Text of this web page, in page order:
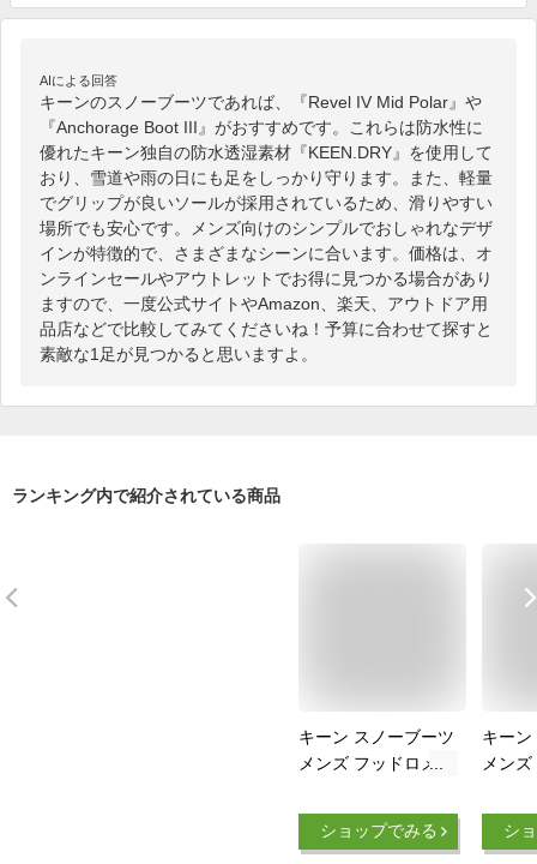
AIによる回答
キーンのスノーブーツであれば、『Revel IV Mid Polar』や
『Anchorage Boot III』がおすすめです。これらは防水性に
優れたキーン独自の防水透湿素材『KEEN.DRY』を使用して
おり、雪道や雨の日にも足をしっかり守ります。また、軽量
でグリップが良いソールが採用されているため、滑りやすい
場所でも安心です。メンズ向けのシンプルでおしゃれなデザ
インが特徴的で、さまざまなシーンに合います。価格は、オ
ンラインセールやアウトレットでお得に見つかる場合があり
ますので、一度公式サイトやAmazon、楽天、アウトドア用
品店などで比較してみてくださいね！予算に合わせて探すと
素敵な1足が見つかると思いますよ。
ランキング内で紹介されている商品
キーン スノーブーツ
メンズ フッドロメオ
1025473 BK/BK ショ
ートブーツ KEEN 冬
ショップでみる
キーン
メン
防水ウ
ツ
シ